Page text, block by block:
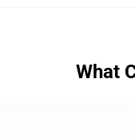
What